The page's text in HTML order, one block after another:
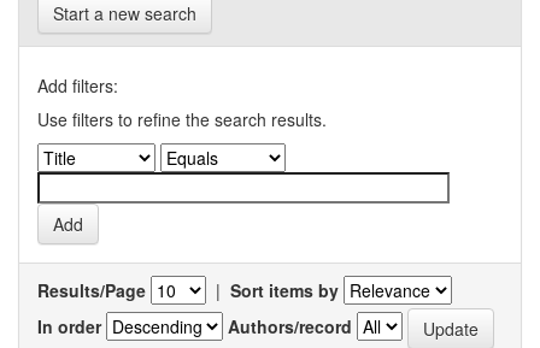
Start a new search
Add filters:
Use filters to refine the search results.
Results/Page | Sort items by
In order
Authors/record